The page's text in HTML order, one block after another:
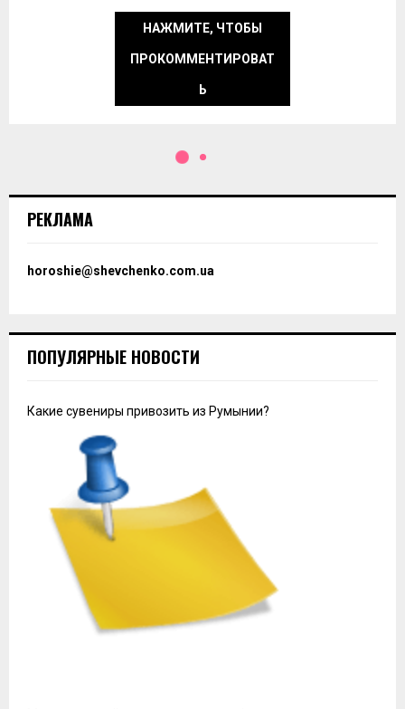
НАЖМИТЕ, ЧТОБЫ
ПРОКОММЕНТИРОВАТ
Ь
Снять дом посуточно — плюсы и
минусы
Выбор жилья на короткий срок может быть выгодным
решением, если учитывать множество аспектов.
Благодаря разнообразию предложений, можно быстро
найти вариант, который удовлетворяет потребности в